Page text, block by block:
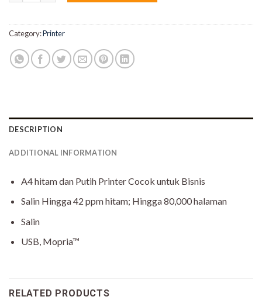
Category:Printer
DESCRIPTION
ADDITIONAL INFORMATION
A4 hitam dan Putih Printer Cocok untuk Bisnis
Salin Hingga 42 ppm hitam; Hingga 80,000 halaman
Salin
USB, Mopria™
RELATED PRODUCTS